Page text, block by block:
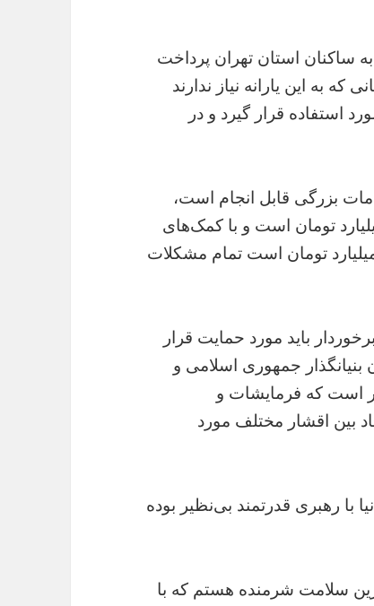
تومان یارانه به ساکنان استان تهران پرداخت
به این یارانه نیاز ندارند
استفاده قرار گیرد و در
بزرگی قابل انجام است،
مبلغ بودجه عمرانی استان تهران ۳۰۰ میلیارد تومان است و با کمک‌های
از محل یارانه‌ها که حدود ۳هزار میلیارد تومان است تمام مشکلات
باید مورد حمایت قرار
جمهوری اسلامی و
است که فرمایشات و
بین اقشار مختلف مورد
رهبری قدرتمند بی‌نظیر بوده
سلامت شرمنده هستم که با